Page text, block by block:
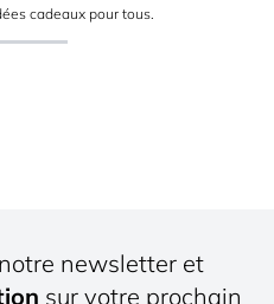
cadeaux pour tous.
newsletter et
sur votre prochain